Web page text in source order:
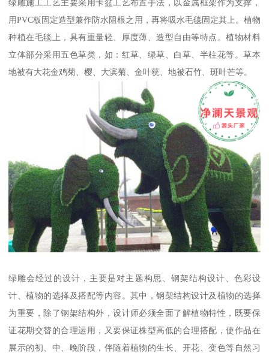
绿雕施工工艺主要采用卡盆工艺布置手法，以金属框架作为支撑，
用PVC板固定造型兼作防水阻根之用，再将吸水毛毯固定其上。植物
种植在毛毯上，具有重量轻、厚度薄、造型自由等特点。植物材料
立体部分采用五色草类，如：红草、绿草、白草、半柱花等。草本
地被有大花金鸡菊、樱、大滨菊、金叶莸、地被石竹、斑叶芒等。
绿雕会经过的设计，主要是对主题构思、钢架结构设计、色彩设
计、植物的选择及搭配等内容。其中，钢架结构设计及植物的选择
为重要，除了钢架结构外，设计师必须全面了解植物特性，既要保
证花期交替的合理运用，又要保证株型高低的合理搭配，使作品在
展示的初、中、晚阶段，伴随着植物的生长、开花、变色等自然习